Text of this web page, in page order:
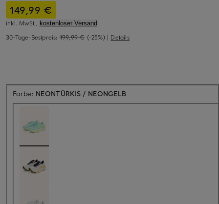
149,99 €
inkl. MwSt., kostenloser Versand
30-Tage-Bestpreis: 199,99 € (-25%) | Details
Farbe: NEONTÜRKIS / NEONGELB